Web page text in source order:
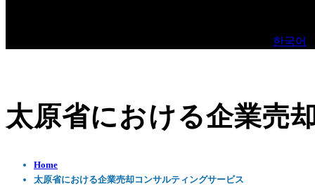
한국어
太原省における企業売
Home
太原省における企業売却コンサルティングサービス